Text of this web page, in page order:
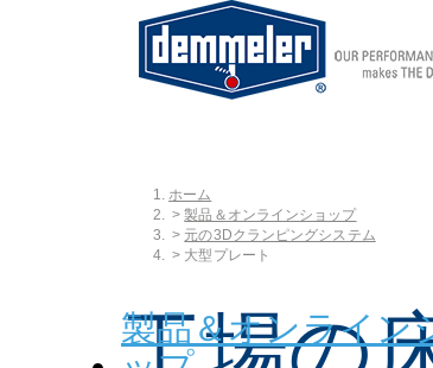
Skip to main content
製品＆オンライン
You are here:
ホーム
製品＆オンラインショップ
元の3Dクランピングシステム
大型プレート